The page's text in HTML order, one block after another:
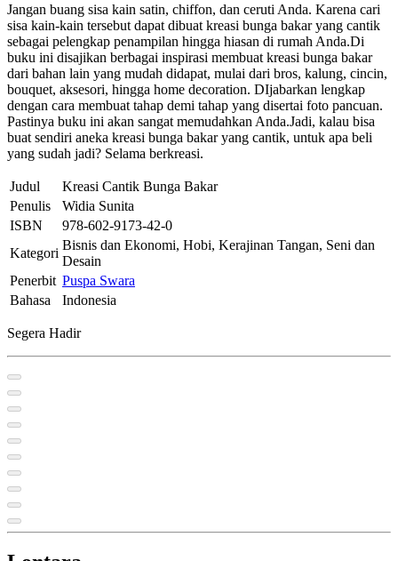
Jangan buang sisa kain satin, chiffon, dan ceruti Anda. Karena cari
sisa kain-kain tersebut dapat dibuat kreasi bunga bakar yang cantik
sebagai pelengkap penampilan hingga hiasan di rumah Anda.Di
buku ini disajikan berbagai inspirasi membuat kreasi bunga bakar
dari bahan lain yang mudah didapat, mulai dari bros, kalung, cincin,
bouquet, aksesori, hingga home decoration. DIjabarkan lengkap
dengan cara membuat tahap demi tahap yang disertai foto pancuan.
Pastinya buku ini akan sangat memudahkan Anda.Jadi, kalau bisa
buat sendiri aneka kreasi bunga bakar yang cantik, untuk apa beli
yang sudah jadi? Selama berkreasi.
Judul
Kreasi Cantik Bunga Bakar
Penulis
Widia Sunita
ISBN
978-602-9173-42-0
Kategori
Bisnis dan Ekonomi, Hobi, Kerajinan Tangan, Seni dan
Desain
Penerbit Puspa Swara
Bahasa
Indonesia
Segera Hadir